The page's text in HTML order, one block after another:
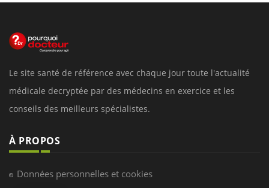
Le site santé de référence avec chaque jour toute l'actualité
médicale decryptée par des médecins en exercice et les
conseils des meilleurs spécialistes.
À PROPOS
Données personnelles et cookies